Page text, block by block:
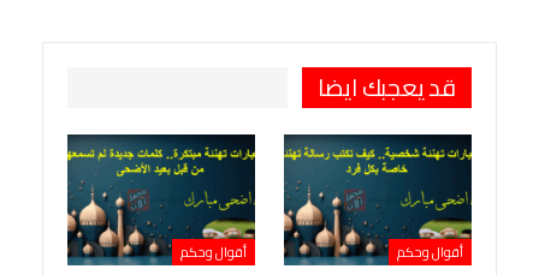
قد يعجبك ايضا
أقوال وحكم أقوال وحكم